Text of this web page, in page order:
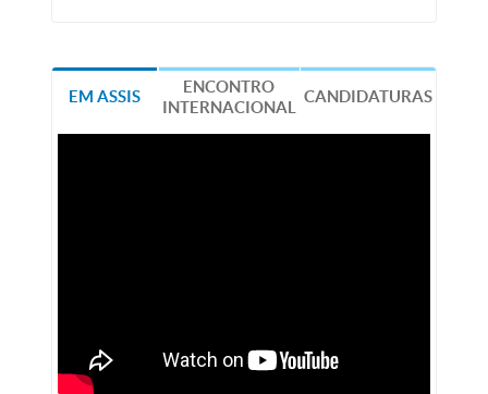
EM ASSIS
ENCONTRO
INTERNACIONAL
CANDIDATURAS